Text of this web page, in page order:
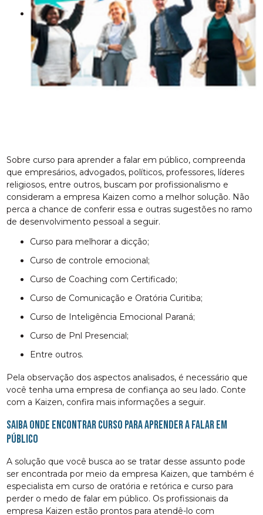
Sobre curso para aprender a falar em público, compreenda
que empresários, advogados, políticos, professores, líderes
religiosos, entre outros, buscam por profissionalismo e
consideram a empresa Kaizen como a melhor solução. Não
perca a chance de conferir essa e outras sugestões no ramo
de desenvolvimento pessoal a seguir.
curso para melhorar a dicção;
curso de controle emocional;
Curso de Coaching com Certificado;
Curso de Comunicação e Oratória Curitiba;
Curso de Inteligência Emocional Paraná;
Curso de Pnl Presencial;
entre outros.
Pela observação dos aspectos analisados, é necessário que
você tenha uma empresa de confiança ao seu lado. Conte
com a Kaizen, confira mais informações a seguir.
Saiba onde encontrar curso para aprender a falar em
público
A solução que você busca ao se tratar desse assunto pode
ser encontrada por meio da empresa Kaizen, que também é
especialista em curso de oratória e retórica e curso para
perder o medo de falar em público. Os profissionais da
empresa Kaizen estão prontos para atendê-lo com